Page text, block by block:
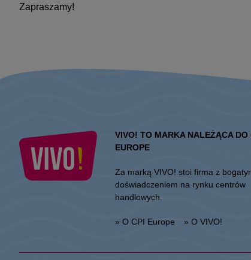
Zapraszamy!
VIVO! TO MARKA NALEŻĄCA DO
EUROPE
Za marką VIVO! stoi firma z
doświadczeniem na rynku centrów
handlowych.
» O CPI Europe » O VIVO!